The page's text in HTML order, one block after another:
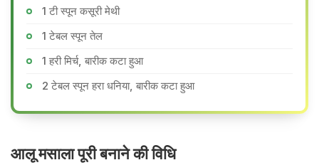
1 टी स्पून कसूरी मेथी
1 टेबल स्पून तेल
1 हरी मिर्च, बारीक कटा हुआ
2 टेबल स्पून हरा धनिया, बारीक कटा हुआ
आलू मसाला पूरी बनाने की वि​धि